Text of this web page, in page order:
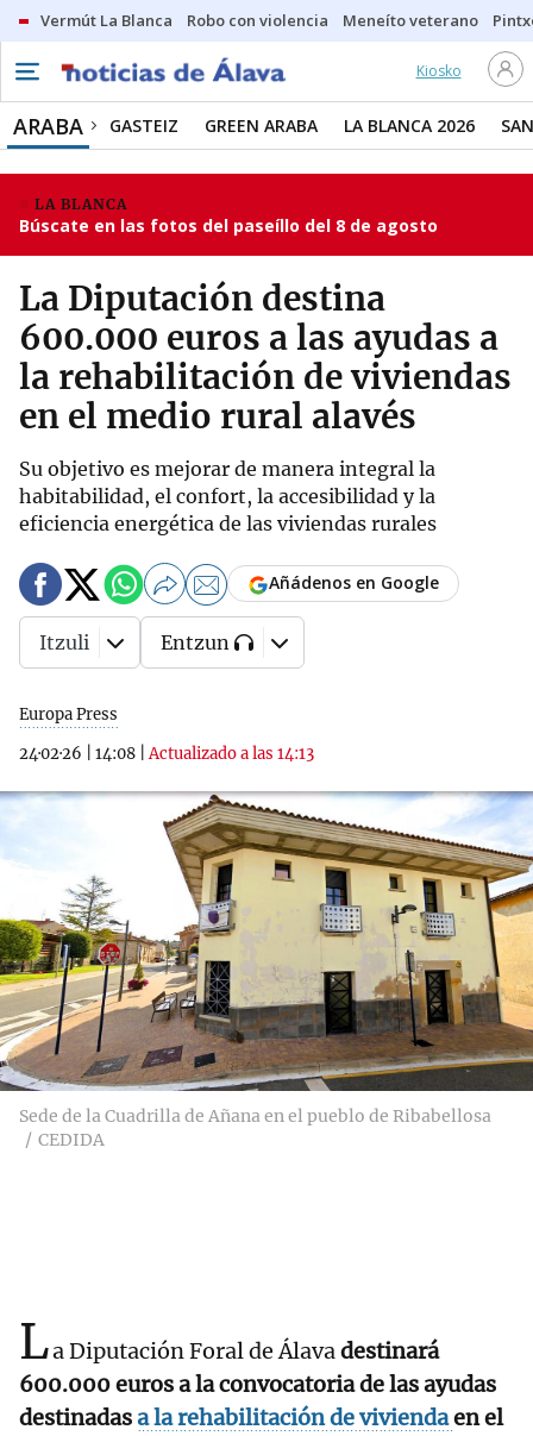
Vermút La Blanca Robo con violencia Meneíto veterano
Kiosko
ARABA GASTEIZ GREEN ARABA LA BLANCA 2026
LA BLANCA
Búscate en las fotos del paseíllo del 8 de agosto
La Diputación destina
600.000 euros a las ayudas a
la rehabilitación de viviendas
en el medio rural alavés
Su objetivo es mejorar de manera integral la
habitabilidad, el confort, la accesibilidad y la
eficiencia energética de las viviendas rurales
Europa Press
24·02·26
14:08 |Actualizado a las 14:13
Añádenos en Google
Itzuli Entzun
Sede de la Cuadrilla de Añana en el pueblo de Ribabellosa
CEDIDA
La Diputación Foral de Álavadestinará
600.000 euros a la convocatoria de las ayudas
destinadasa la rehabilitación de viviendaen el